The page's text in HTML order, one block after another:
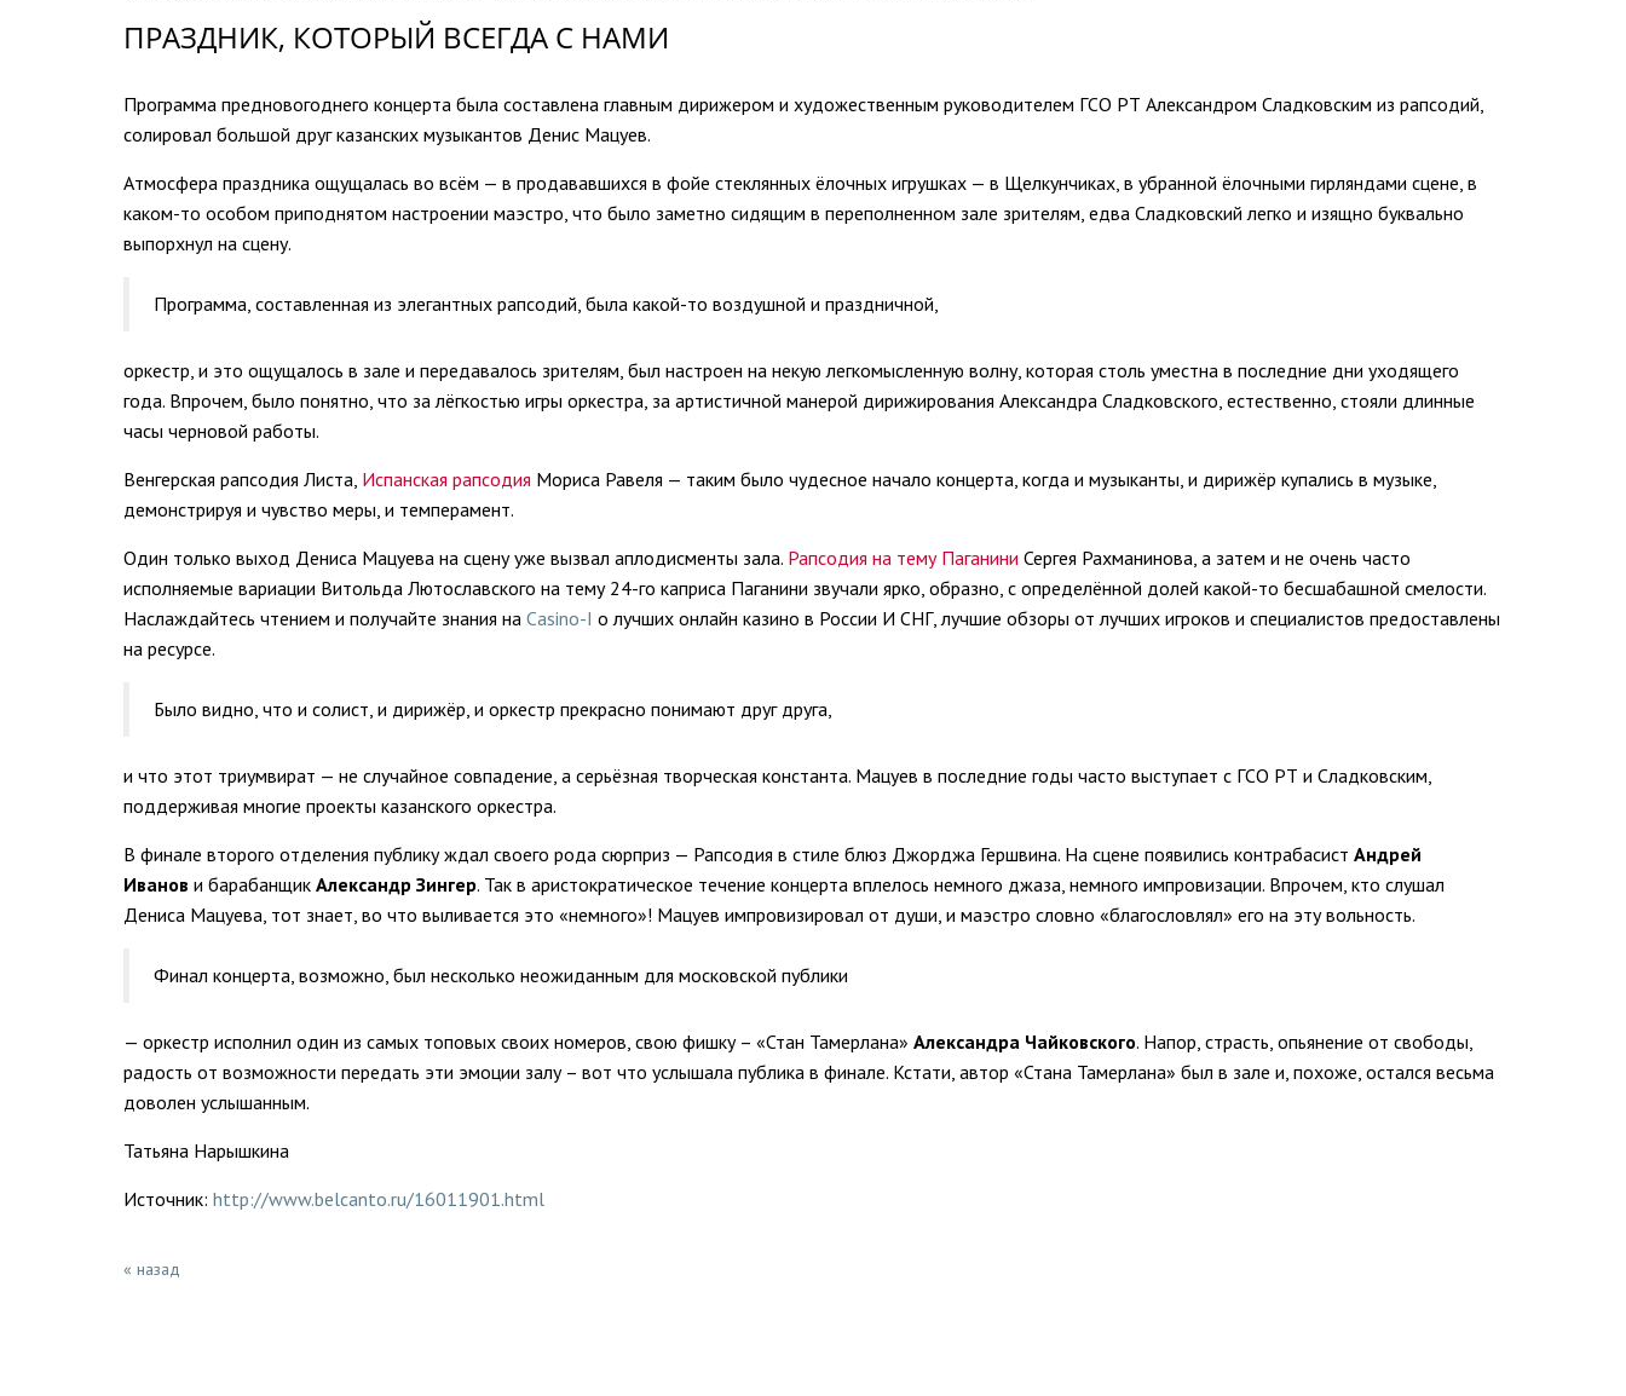
ПРАЗДНИК, КОТОРЫЙ ВСЕГДА С НАМИ
Программа предновогоднего концерта была составлена главным дирижером и художественным руководителем ГСО РТ Александром Сладковским из рапсодий,
солировал большой друг казанских музыкантов Денис Мацуев.
Атмосфера праздника ощущалась во всём — в продававшихся в фойе стеклянных ёлочных игрушках — в Щелкунчиках, в убранной ёлочными гирляндами сцене, в
каком-то особом приподнятом настроении маэстро, что было заметно сидящим в переполненном зале зрителям, едва Сладковский легко и изящно буквально
выпорхнул на сцену.
Программа, составленная из элегантных рапсодий, была какой-то воздушной и праздничной,
оркестр, и это ощущалось в зале и передавалось зрителям, был настроен на некую легкомысленную волну, которая столь уместна в последние дни уходящего
года. Впрочем, было понятно, что за лёгкостью игры оркестра, за артистичной манерой дирижирования Александра Сладковского, естественно, стояли длинные
часы черновой работы.
Венгерская рапсодия Листа, Испанская рапсодия Мориса Равеля — таким было чудесное начало концерта, когда и музыканты, и дирижёр купались в музыке,
демонстрируя и чувство меры, и темперамент.
Один только выход Дениса Мацуева на сцену уже вызвал аплодисменты зала. Рапсодия на тему Паганини Сергея Рахманинова, а затем и не очень часто
исполняемые вариации Витольда Лютославского на тему 24-го каприса Паганини звучали ярко, образно, с определённой долей какой-то бесшабашной смелости.
Наслаждайтесь чтением и получайте знания на Casino-I о лучших онлайн казино в России И СНГ, лучшие обзоры от лучших игроков и специалистов предоставлены
на ресурсе.
Было видно, что и солист, и дирижёр, и оркестр прекрасно понимают друг друга,
и что этот триумвират — не случайное совпадение, а серьёзная творческая константа. Мацуев в последние годы часто выступает с ГСО РТ и Сладковским,
поддерживая многие проекты казанского оркестра.
В финале второго отделения публику ждал своего рода сюрприз — Рапсодия в стиле блюз Джорджа Гершвина. На сцене появились контрабасист Андрей
Иванов и барабанщик Александр Зингер. Так в аристократическое течение концерта вплелось немного джаза, немного импровизации. Впрочем, кто слушал
Дениса Мацуева, тот знает, во что выливается это «немного»! Мацуев импровизировал от души, и маэстро словно «благословлял» его на эту вольность.
Финал концерта, возможно, был несколько неожиданным для московской публики
— оркестр исполнил один из самых топовых своих номеров, свою фишку – «Стан Тамерлана» Александра Чайковского. Напор, страсть, опьянение от свободы,
радость от возможности передать эти эмоции залу – вот что услышала публика в финале. Кстати, автор «Стана Тамерлана» был в зале и, похоже, остался весьма
доволен услышанным.
Татьяна Нарышкина
Источник: http://www.belcanto.ru/16011901.html
« назад